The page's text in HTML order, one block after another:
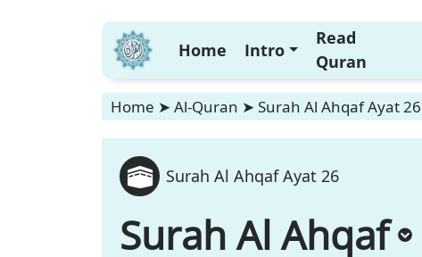
Home Intro
Read
Quran
Home ➤ Al-Quran ➤ Surah Al Ahqaf Ayat 26
Surah Al Ahqaf Ayat 26
Surah Al Ahqaf